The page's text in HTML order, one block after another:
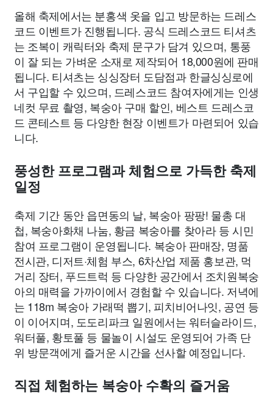
올해 축제에서는 분홍색 옷을 입고 방문하는 드레스
코드 이벤트가 진행됩니다. 공식 드레스코드 티셔츠
는 조복이 캐릭터와 축제 문구가 담겨 있으며, 통풍
이 잘 되는 가벼운 소재로 제작되어 18,000원에 판매
됩니다. 티셔츠는 싱싱장터 도담점과 한글싱싱로에
서 구입할 수 있으며, 드레스코드 참여자에게는 인생
네컷 무료 촬영, 복숭아 구매 할인, 베스트 드레스코
드 콘테스트 등 다양한 현장 이벤트가 마련되어 있습
니다.
풍성한 프로그램과 체험으로 가득한 축제
일정
축제 기간 동안 읍면동의 날, 복숭아 팡팡! 물총 대
첩, 복숭아화채 나눔, 황금 복숭아를 찾아라 등 시민
참여 프로그램이 운영됩니다. 복숭아 판매장, 명품
전시관, 디저트·체험 부스, 6차산업 제품 홍보관, 먹
거리 장터, 푸드트럭 등 다양한 공간에서 조치원복숭
아의 매력을 가까이에서 경험할 수 있습니다. 저녁에
는 118m 복숭아 가래떡 뽑기, 피치비어나잇, 공연 등
이 이어지며, 도도리파크 일원에서는 워터슬라이드,
워터풀, 황토풀 등 물놀이 시설도 운영되어 가족 단
위 방문객에게 즐거운 시간을 선사할 예정입니다.
직접 체험하는 복숭아 수확의 즐거움